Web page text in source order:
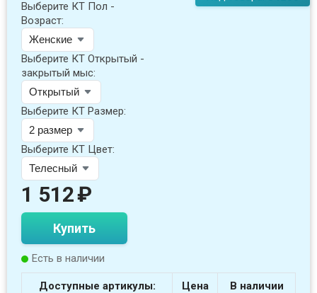
Выберите КТ Пол -
Возраст:
Выберите КТ Открытый -
закрытый мыс:
Выберите КТ Размер:
Выберите КТ Цвет:
1 512₽
Купить
Есть в наличии
Доступные артикулы: Цена В наличии